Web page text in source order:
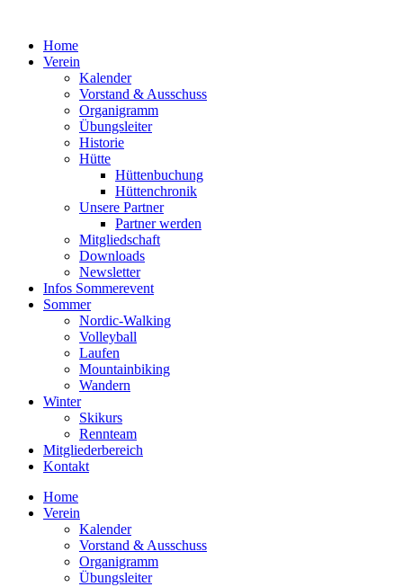
springenHome
Verein
Kalender
Vorstand & Ausschuss
Organigramm
Übungsleiter
Historie
Hütte
Hüttenbuchung
Hüttenchronik
Unsere Partner
Partner werden
Mitgliedschaft
Downloads
Newsletter
Infos Sommerevent
Sommer
Nordic-Walking
Volleyball
Laufen
Mountainbiking
Wandern
Winter
Skikurs
Rennteam
Mitgliederbereich
Kontakt
Home
Verein
Kalender
Vorstand & Ausschuss
Organigramm
Übungsleiter